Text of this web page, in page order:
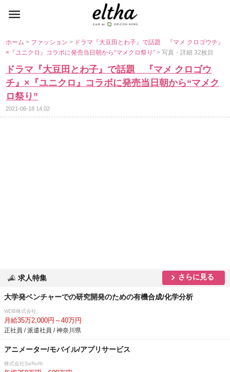
ホーム> ファッション> ドラマ『大豆田とわ子』で話題 『マメ クロゴウチ』
×『ユニクロ』コラボに発売当日朝から“マメクロ祭り”> 写真・詳細 32枚目
ドラマ『大豆田とわ子』で話題 『マメ クロゴウ
チ』×『ユニクロ』コラボに発売当日朝から“マメク
ロ祭り”
2021-06-18 14:02
求人特集 さらに見る
大学発ベンチャーでの研究開発のための有機合成/化学分析
WDB株式会社
月給35万2,000円～40万円
正社員 / 派遣社員 / 神奈川県
アニメーター/モバイル/アプリサービス
株式会社SeRoRi